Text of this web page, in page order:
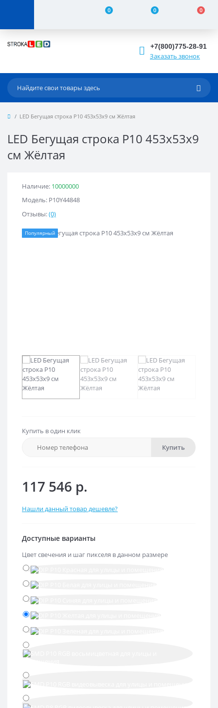
0 0 0
+7(800)775-28-91
Заказать звонок
LED Бегущая строка Р10 453x53x9 см Жёлтая
LED Бегущая строка Р10 453x53x9
см Жёлтая
Наличие: 10000000
Модель: Р10Y44848
Отзывы:(0)
Популярный
Купить в один клик
Купить
117 546 р.
Нашли данный товар дешевле?
Доступные варианты
Цвет свечения и шаг пикселя в данном размере